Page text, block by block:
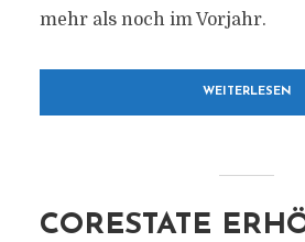
mehr als noch im Vorjahr.
WEITERLESEN
CORESTATE